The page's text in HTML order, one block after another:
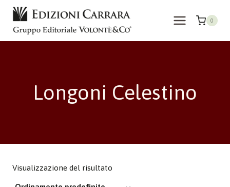
Salta
contenuto
0
Longoni Celestino
Visualizzazione del risultato